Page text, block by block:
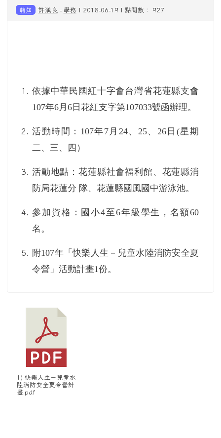
轉知 許漢良 - 學務| 2018-06-19 | 點閱數： 927
依據中華民國紅十字會台灣省花蓮縣支會
107年6 月 6日花紅支字第107033號函辦理。
活動時間： 107年7月 24、 25、 26日 (星期
二、三、四）
活動地點：花蓮縣社會福利館、花蓮縣消
防局花蓮分 隊、花蓮縣國風國中游泳池。
參加資格：國小4至6年級學生，名額60
名。
附107年「快樂人生－兒童水陸消防安全夏
令營」活動計畫1份。
1) 快樂人生－兒童水
陸消防安全夏令營計
畫.pdf